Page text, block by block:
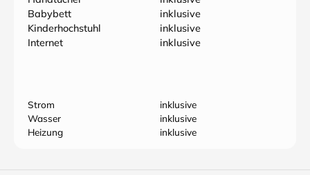
Babybett
inklusive
Kinderhochstuhl
inklusive
Internet
inklusive
Strom
inklusive
Wasser
inklusive
Heizung
inklusive